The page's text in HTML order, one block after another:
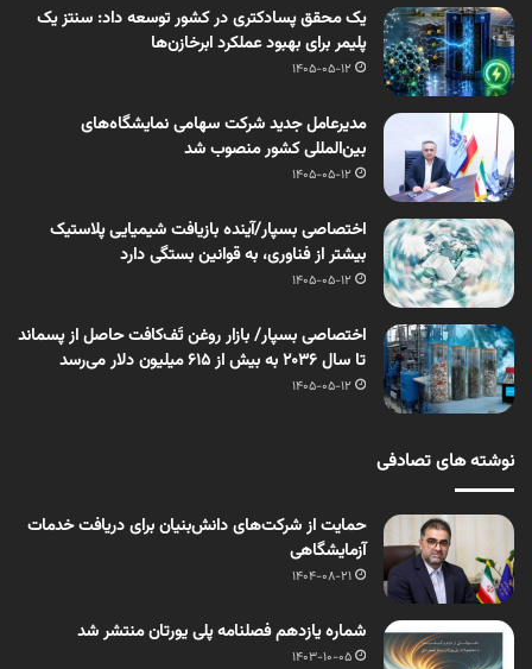
یک محقق پسادکتری در کشور توسعه داد: سنتز یک
پلیمر برای بهبود عملکرد ابرخازن‌ها
1405-05-12
مدیرعامل جدید شرکت سهامی نمایشگاه‌های
بین‌المللی کشور منصوب شد
1405-05-12
اختصاصی بسپار/آینده بازیافت شیمیایی پلاستیک
بیشتر از فناوری، به قوانین بستگی دارد
1405-05-12
اختصاصی بسپار/ بازار روغن تَف‌کافت حاصل از پسماند
تا سال ۲۰۳۶ به بیش از ۶۱۵ میلیون دلار می‌رسد
1405-05-12
نوشته های تصادفی
حمایت از شرکت‌های دانش‌بنیان برای دریافت خدمات
آزمایشگاهی
1404-08-21
شماره یازدهم فصلنامه پلی یورتان منتشر شد
1403-10-05